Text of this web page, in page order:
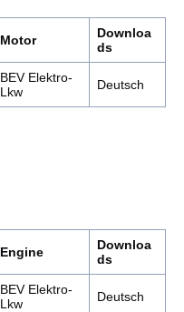
Motor
Downloa
ds
BEV Elektro-
Lkw
Deutsch
Engine
Downloa
ds
BEV Elektro-
Lkw
Deutsch